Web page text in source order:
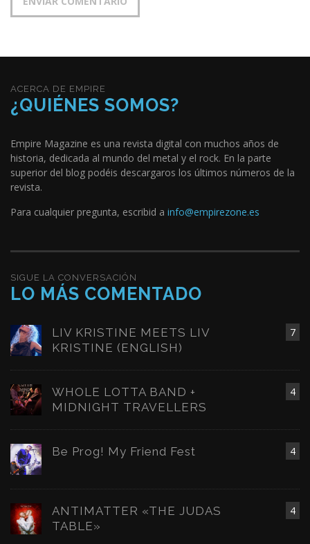
ACERCA DE EMPIRE
¿QUIÉNES SOMOS?
Empire Magazine es una revista digital con muchos años de
historia, dedicada al mundo del metal y el rock. En la parte
superior del blog podéis descargaros los últimos números de la
revista.
Para cualquier pregunta, escribid a info@empirezone.es
SIGUE LA CONVERSACIÓN
LO MÁS COMENTADO
7
LIV KRISTINE MEETS LIV
KRISTINE (ENGLISH)
4
WHOLE LOTTA BAND +
MIDNIGHT TRAVELLERS
4
Be Prog! My Friend Fest
4
ANTIMATTER «THE JUDAS
TABLE»